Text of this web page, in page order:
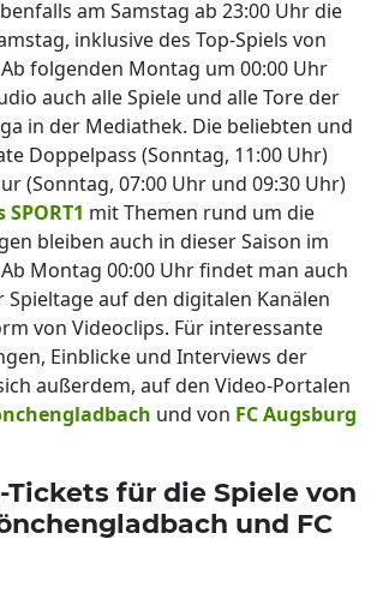
am Samstag ab 23:00 Uhr die
inklusive des Top-Spiels von
Ab folgenden Montag um 00:00 Uhr
auch alle Spiele und alle Tore der
in der Mediathek. Die beliebten und
Doppelpass (Sonntag, 11:00 Uhr)
(Sonntag, 07:00 Uhr und 09:30 Uhr)
mit Themen rund um die
bleiben auch in dieser Saison im
Montag 00:00 Uhr findet man auch
auf den digitalen Kanälen
von Videoclips. Für interessante
Einblicke und Interviews der
außerdem, auf den Video-Portalen
und von FC Augsburg
für die Spiele von
und FC